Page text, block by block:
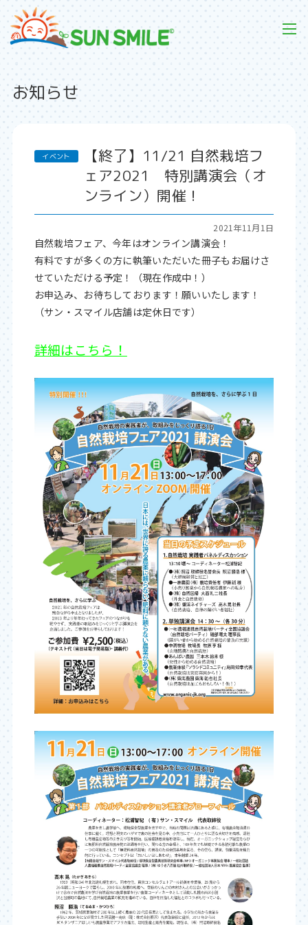
お知らせ
【終了】11/21 自然栽培フ
ェア2021 特別講演会（オ
ンライン）開催！
2021年11月1日
自然栽培フェア、今年はオンライン講演会！
有料ですが多くの方に執筆いただいた冊子もお届けさ
せていただける予定！（現在作成中！）
お申込み、お待ちしております！願いいたします！
（サン・スマイル店舗は定休日です）
詳細はこちら！